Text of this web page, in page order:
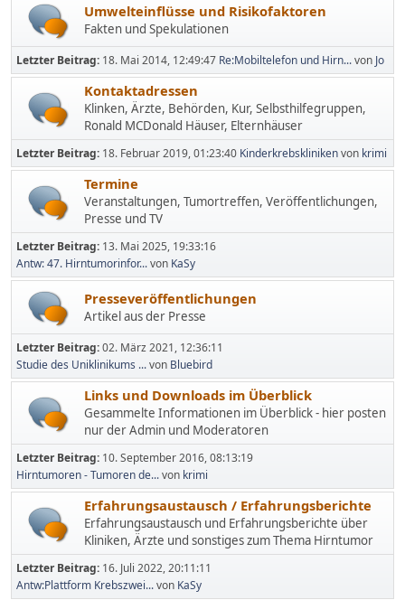
Umwelteinflüsse und Risikofaktoren
Fakten und Spekulationen
Letzter Beitrag: 18. Mai 2014, 12:49:47 Re:Mobiltelefon und Hirn...von Jo
Kontaktadressen
Klinken, Ärzte, Behörden, Kur, Selbsthilfegruppen,
Ronald MCDonald Häuser, Elternhäuser
Letzter Beitrag: 18. Februar 2019, 01:23:40 Kinderkrebsklinikenvon krimi
Termine
Veranstaltungen, Tumortreffen, Veröffentlichungen,
Presse und TV
Letzter Beitrag: 13. Mai 2025, 19:33:16
Antw: 47. Hirntumorinfor...von KaSy
Presseveröffentlichungen
Artikel aus der Presse
Letzter Beitrag:02. März 2021, 12:36:11
Studie des Uniklinikums ...von Bluebird
Links und Downloads im Überblick
Gesammelte Informationen im Überblick - hier posten
nur der Admin und Moderatoren
Letzter Beitrag: 10. September 2016, 08:13:19
Hirntumoren - Tumoren de...von krimi
Erfahrungsaustausch / Erfahrungsberichte
Erfahrungsaustausch und Erfahrungsberichte über
Kliniken, Ärzte und sonstiges zum Thema Hirntumor
Letzter Beitrag: 16. Juli 2022, 20:11:11
Antw:Plattform Krebszwei...von KaSy